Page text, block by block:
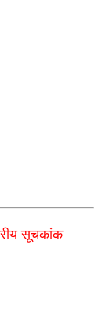
सूचकांक